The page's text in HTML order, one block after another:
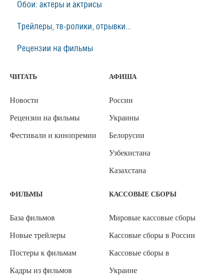
Обои: актеры и актрисы
Трейлеры, тв-ролики, отрывки...
Рецензии на фильмы
ЧИТАТЬ
Новости
Рецензии на фильмы
Фестивали и кинопремии
АФИША
России
Украины
Белорусии
Узбекистана
Казахстана
ФИЛЬМЫ
База фильмов
Новые трейлеры
Постеры к фильмам
Кадры из фильмов
КАССОВЫЕ СБОРЫ
Мировые кассовые сборы
Кассовые сборы в России
Кассовые сборы в
Украине